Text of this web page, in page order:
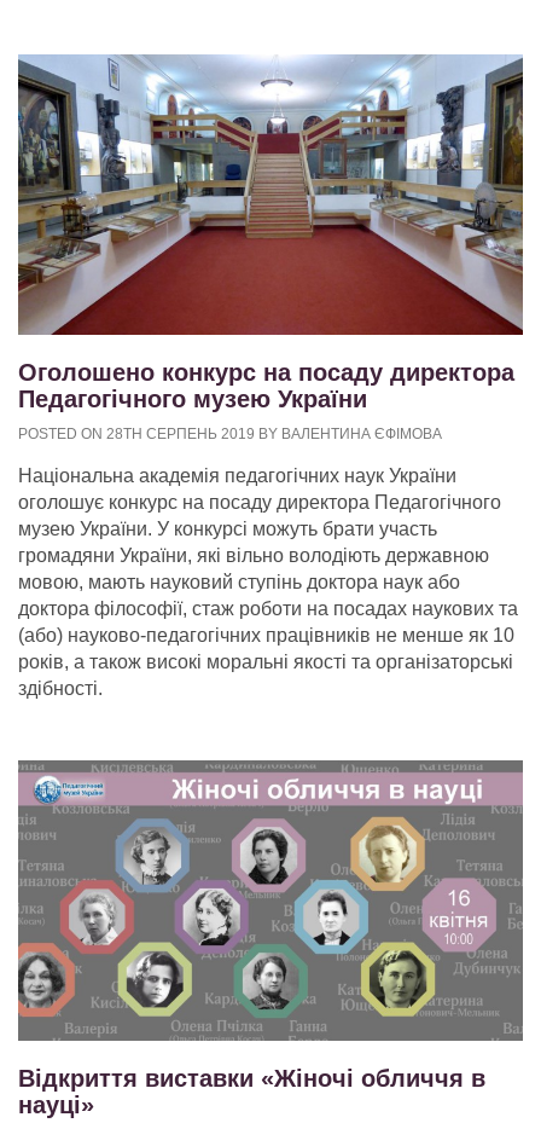
Оголошено конкурс на посаду директора
Педагогічного музею України
POSTED ON 28TH СЕРПЕНЬ 2019 BY ВАЛЕНТИНА ЄФІМОВА
Національна академія педагогічних наук України
оголошує конкурс на посаду директора Педагогічного
музею України. У конкурсі можуть брати участь
громадяни України, які вільно володіють державною
мовою, мають науковий ступінь доктора наук або
доктора філософії, стаж роботи на посадах наукових та
(або) науково-педагогічних працівників не менше як 10
років, а також високі моральні якості та організаторські
здібності.
Відкриття виставки «Жіночі обличчя в
науці»